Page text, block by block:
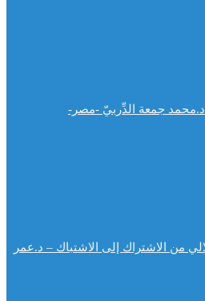
د.محمد جمعة الدِّربيّ -مصر-
من الاشتراك إلى الاشتباك – د.عمر